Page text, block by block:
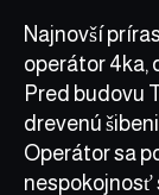
Najnovší
operátor 4ka,
Pred budovu
drevenú
Operátor sa
nespokojnosť